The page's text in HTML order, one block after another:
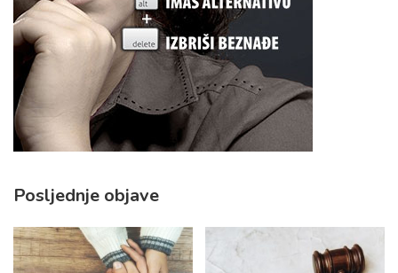
Posljednje objave